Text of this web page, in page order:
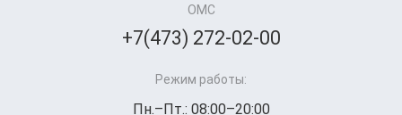
ОМС
+7(473) 272-02-00
Режим работы:
Пн.–Пт.: 08:00–20:00